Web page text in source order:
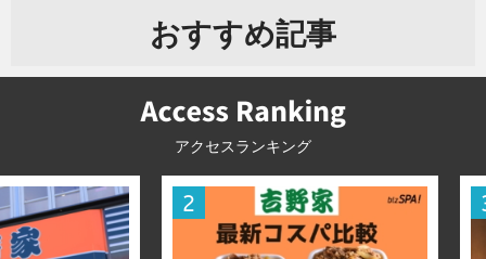
おすすめ記事
アクセスランキング